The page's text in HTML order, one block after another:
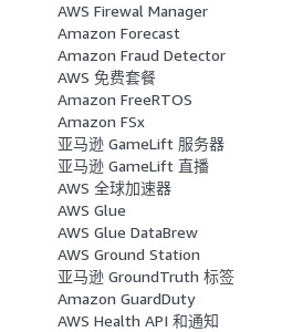
AWS Firewal Manager
Amazon Forecast
Amazon Fraud Detector
AWS 免费套餐
Amazon FreeRTOS
Amazon FSx
亚马逊 GameLift 服务器
亚马逊 GameLift 直播
AWS 全球加速器
AWS Glue
AWS Glue DataBrew
AWS Ground Station
亚马逊 GroundTruth 标签
Amazon GuardDuty
AWS Health API 和通知